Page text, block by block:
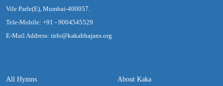
Vile Parle(E), Mumbai-400057.
Tele-Mobile: +91 - 9004545529
E-Mail Address: info@kakabhajans.org
All Hymns
About Kaka